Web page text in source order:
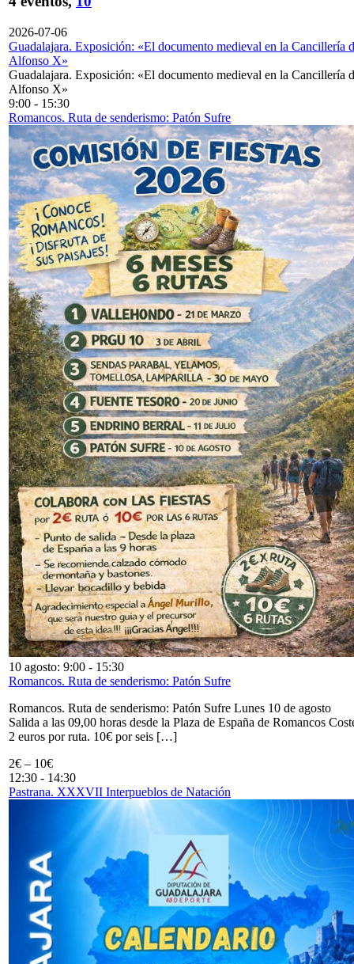
2026-07-06
Guadalajara. Exposición: «El documento medieval en la Cancillería
Alfonso X»
Guadalajara. Exposición: «El documento medieval en la Cancillería
Alfonso X»
9:00 - 15:30
Romancos. Ruta de senderismo: Patón Sufre
10 agosto: 9:00 - 15:30
Romancos. Ruta de senderismo: Patón Sufre
Romancos. Ruta de senderismo: Patón Sufre Lunes 10 de agosto
Salida a las 09,00 horas desde la Plaza de España de Romancos
2 euros por ruta. 10€ por seis […]
2€ – 10€
12:30 - 14:30
Pastrana. XXXVII Interpueblos de Natación